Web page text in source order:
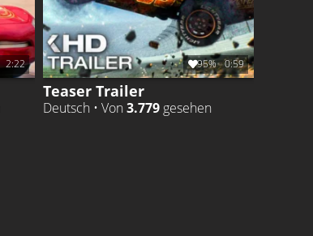
2:22 95% 0:59
Teaser Trailer
Deutsch • Von 3.779 gesehen